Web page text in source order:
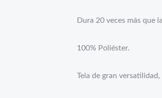
Dura 20 veces más que
100% Poliéster.
Tela de gran